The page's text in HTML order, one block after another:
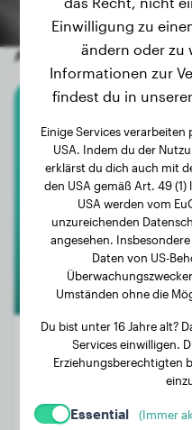
Andere zufällige Hunde
Alter:
Einwilligung zu
ändern oder zu
Informationen zur
findest du in
Einige Services
USA. Indem du der
erklärst du dich auch mit
den USA gemäß Art. 49
USA werden vom
unzureichenden
angesehen.
Daten von US-
Umständen ohne die
Du bist unter 16 Jahre alt?
Services einwilligen.
Erziehungsberechtigten
Essential (Immer